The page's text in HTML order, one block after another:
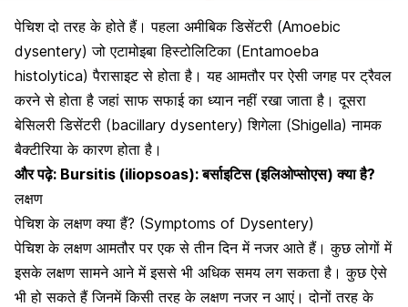
पेचिश दो तरह के होते हैं। पहला अमीबिक डिसेंटरी (Amoebic
dysentery) जो एटामोइबा हिस्टोलिटिका (Entamoeba
histolytica) पैरासाइट से होता है। यह आमतौर पर ऐसी जगह पर ट्रैवल
करने से होता है जहां साफ सफाई का ध्यान नहीं रखा जाता है। दूसरा
बेसिलरी डिसेंटरी (bacillary dysentery) शिगेला (Shigella) नामक
बैक्टीरिया के कारण होता है।
और पढ़े: Bursitis (iliopsoas): बर्साइटिस (इलिओप्सोएस) क्या है?
लक्षण
पेचिश के लक्षण क्या हैं? (Symptoms of Dysentery)
पेचिश के लक्षण आमतौर पर एक से तीन दिन में नजर आते हैं। कुछ लोगों में
इसके लक्षण सामने आने में इससे भी अधिक समय लग सकता है। कुछ ऐसे
भी हो सकते हैं जिनमें किसी तरह के लक्षण नजर न आएं। दोनों तरह के